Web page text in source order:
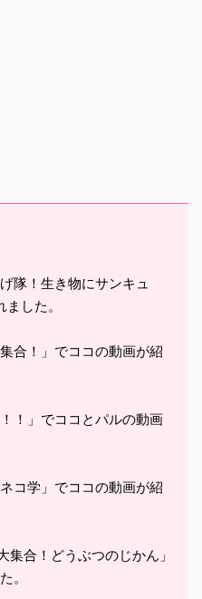
隊！生き物にサンキュ
した。
合！」でココの動画が紹
！」でココとパルの動画
コ学」でココの動画が紹
合！どうぶつのじかん」
。